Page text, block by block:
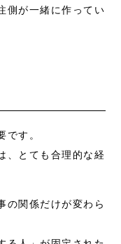
側が一緒に作ってい
です。
、とても合理的な経
の関係だけが変わら